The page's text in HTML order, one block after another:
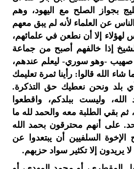
بجواز الصلح مع اليهود، وهم
عن العلماء لأنه لم يبق معهم
لهؤلاء إلا أن نطعن في علمائهم،
إذا خالفهم أصبح من جماعة
صهيب -وهو سوري- ليعلم عندهم،
الله قالوا: رأينا ثمرة تعليمك
بلد ونحن نعطيك حق التذكرة.
الله، وليست ببلدكم، واقطعوا
بقي الطلبة معه والحمد لله ما
على أنهم محترقون بحمد الله
السلفيين أن يبتعدوا عن
لا يريدون إلا تكثير سواد حزبهم.